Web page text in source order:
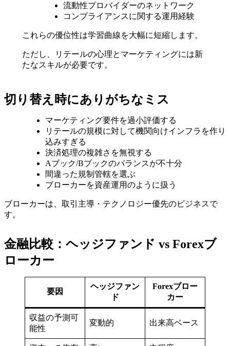
流動性プロバイダーのネットワーク
コンプライアンスに関する運用経験
これらの優位性は学習曲線を大幅に短縮します。
ただし、リテールの心理とマーケティングには新
たなスキルが必要です。
切り替え時にありがちなミス
マーケティング要件を過小評価する
リテールの規模に対して機関向けインフラを作り
込みすぎる
決済処理の複雑さを無視する
Aブック/Bブックのバランスが不十分
間違った規制管轄を選ぶ
ブローカーを資産運用のように扱う
ブローカーは、取引主導・テクノロジー優先のビジネスで
す。
金融比較：ヘッジファンド vs Forexブ
ローカー
要因
ヘッジファン
ド
Forexブロー
カー
収益の予測可
能性
変動的 出来高ベース